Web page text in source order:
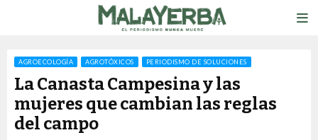
AGROECOLOGÍA AGROTÓXICOS PERIODISMO DE SOLUCIONES
La Canasta Campesina y las
mujeres que cambian las reglas
del campo